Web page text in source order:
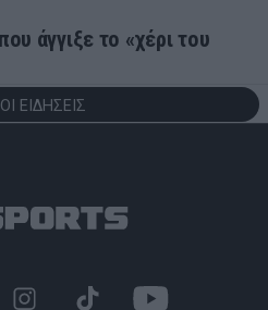
άγγιξε το «χέρι του
ΕΙΔΗΣΕΙΣ